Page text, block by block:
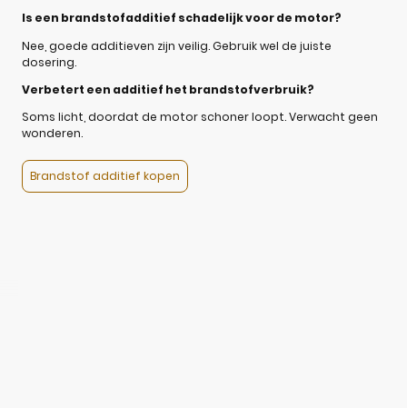
Is een brandstofadditief schadelijk voor de motor?
Nee, goede additieven zijn veilig. Gebruik wel de juiste
dosering.
Verbetert een additief het brandstofverbruik?
Soms licht, doordat de motor schoner loopt. Verwacht geen
wonderen.
Brandstof additief kopen